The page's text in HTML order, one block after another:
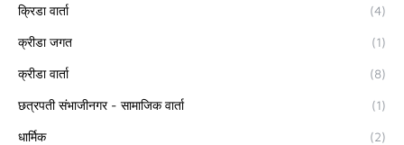
क्रिडा वार्ता (4)
क्रीडा जगत (1)
क्रीडा वार्ता (8)
छत्रपती संभाजीनगर - सामाजिक वार्ता (1)
धार्मिक (2)